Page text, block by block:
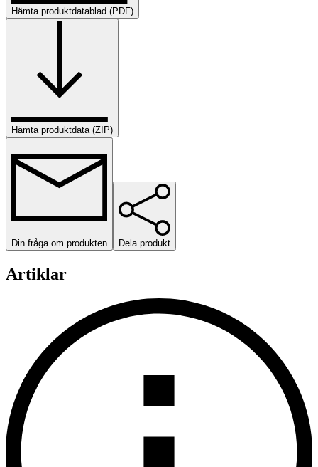
Hämta produktdatablad (PDF)
Hämta produktdata (ZIP)
Din fråga om produkten Dela produkt
Artiklar